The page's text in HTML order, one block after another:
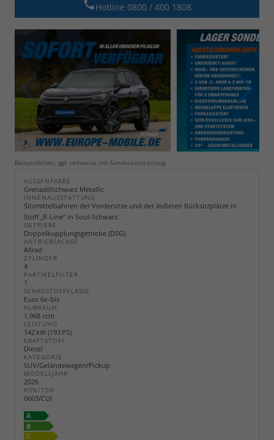
Hotline 0800 / 400 1808
Beispielbilder, ggf. teilweise mit Sonderausstattung
AUSSENFARBE
Grenadillschwarz Metallic
INNENAUSSTATTUNG
Sitzmittelbahnen der Vordersitze und der äußeren Rücksitzplätze in
Stoff „R-Line“ in Soul-Schwarz
GETRIEBE
Doppelkupplungsgetriebe (DSG)
ANTRIEBSACHSE
Allrad
ZYLINDER
4
PARTIKELFILTER
1
SCHADSTOFFKLASSE
Euro 6e-bis
HUBRAUM
1.968 ccm
LEISTUNG
142 kW (193 PS)
KRAFTSTOFF
Diesel
KATEGORIE
SUV/Geländewagen/Pickup
MODELLJAHR
2026
HSN/TSN
0603/CUI